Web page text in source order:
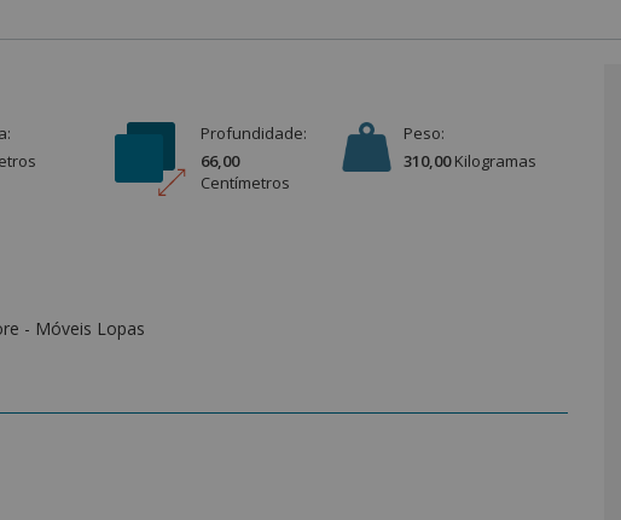
s
Profundidade:
66,00
Centímetros
Peso:
310,00 Kilogramas
- Móveis Lopas
da Móveis Lopas é a combinação perfeita entre elegância,
e acabamento refinado transformam o ambiente, trazendo mais
proporcionam deslizamento suave e maior conforto no uso.
agregam charme e facilidade ao manuseio. Suas dobradiças slow